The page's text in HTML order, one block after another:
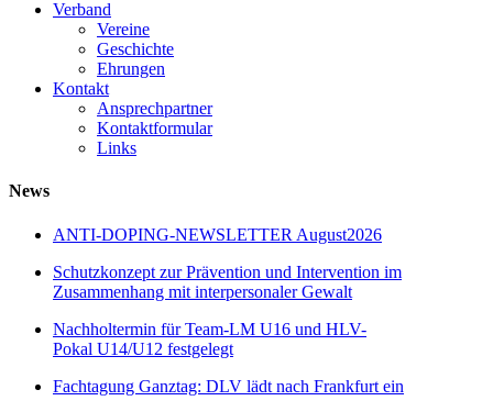
Verband
Vereine
Geschichte
Ehrungen
Kontakt
Ansprechpartner
Kontaktformular
Links
News
ANTI-DOPING-NEWSLETTER August2026
Schutzkonzept zur Prävention und Intervention im
Zusammenhang mit interpersonaler Gewalt
Nachholtermin für Team-LM U16 und HLV-
Pokal U14/U12 festgelegt
Fachtagung Ganztag: DLV lädt nach Frankfurt ein